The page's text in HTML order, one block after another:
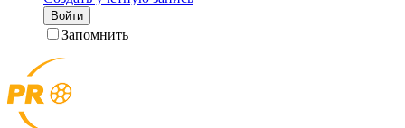
Войти
Запомнить